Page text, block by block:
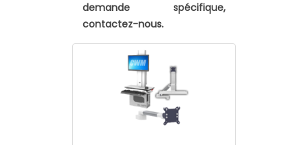
demande spécifique,
contactez-nous.